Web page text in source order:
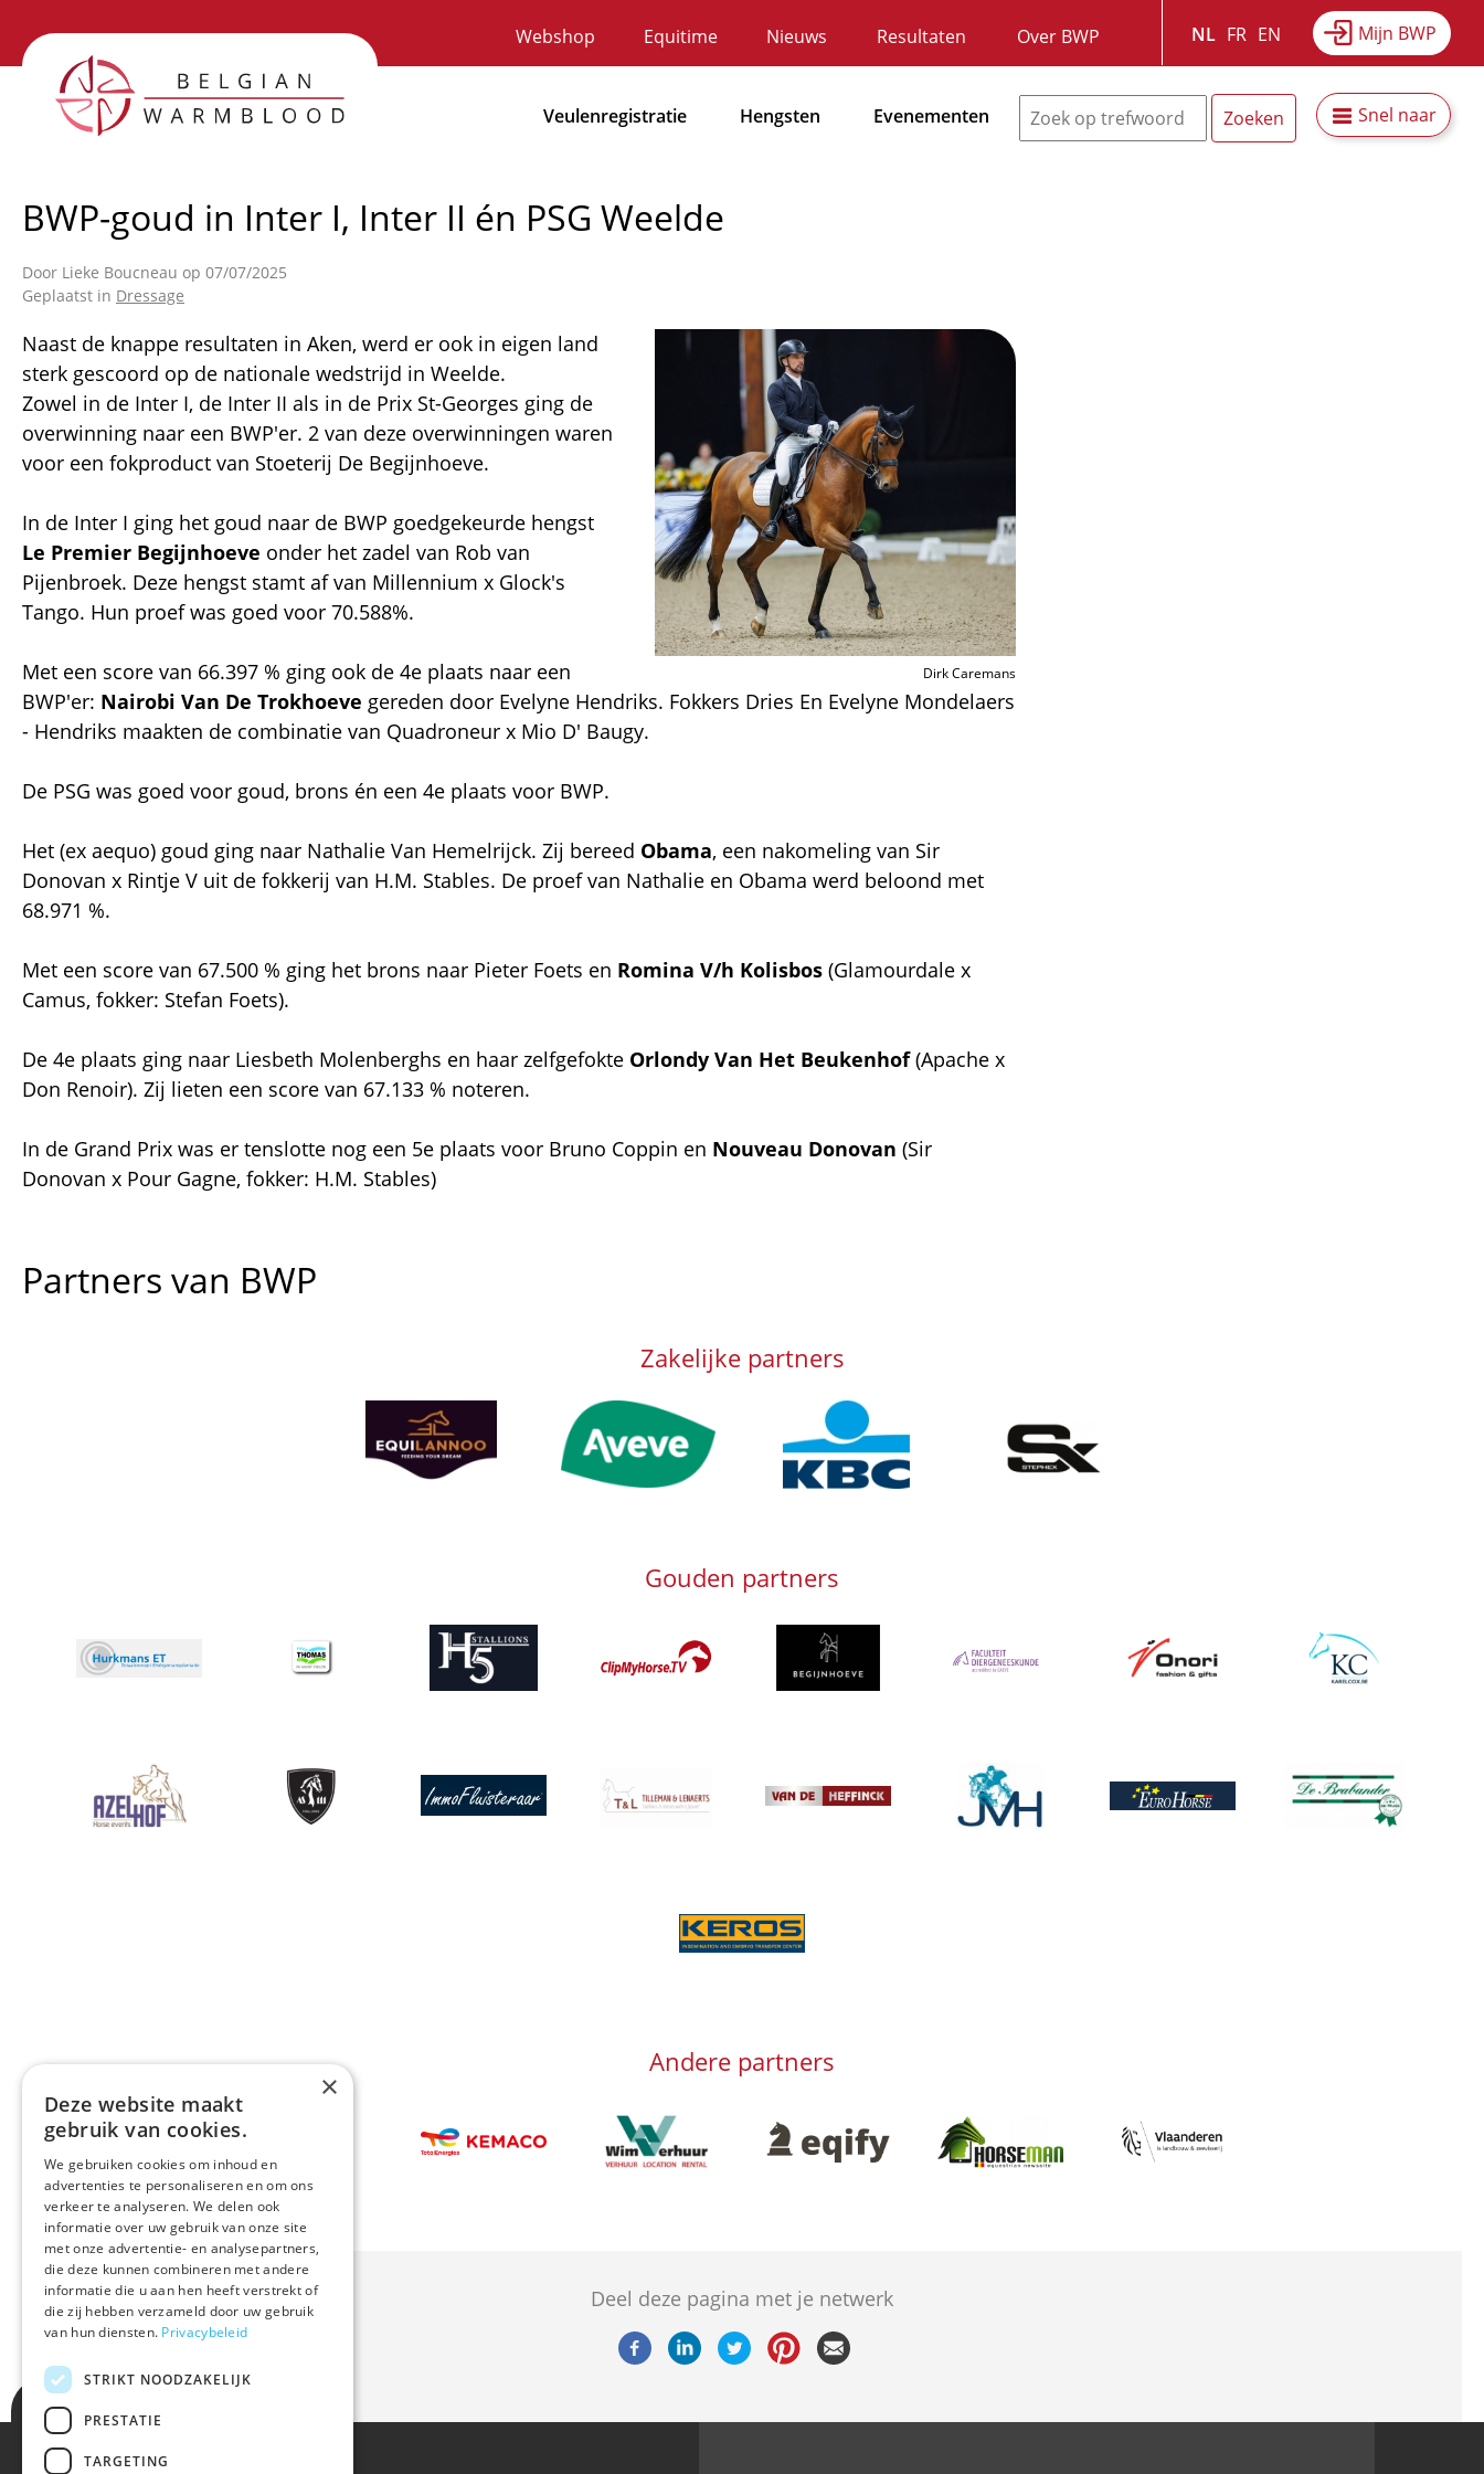
naar
Mijn BWP
NL FR EN
Secundaire
navigatie
Webshop Equitime Nieuws Resultaten Over BWP
Hoofdnavigatie
Veulenregistratie Hengsten Evenementen Snel naar
BWP-goud in Inter I, Inter II én PSG Weelde
Door Lieke Boucneau op 07/07/2025
Geplaatst in Dressage
Afbeelding
Dirk Caremans
Naast de knappe resultaten in Aken, werd er ook in eigen land
sterk gescoord op de nationale wedstrijd in Weelde.
Zowel in de Inter I, de Inter II als in de Prix St-Georges ging de
overwinning naar een BWP'er. 2 van deze overwinningen waren
voor een fokproduct van Stoeterij De Begijnhoeve.
In de Inter I ging het goud naar de BWP goedgekeurde hengst
Le Premier Begijnhoeve onder het zadel van Rob van
Pijenbroek. Deze hengst stamt af van Millennium x Glock's
Tango. Hun proef was goed voor 70.588%.
Met een score van 66.397 % ging ook de 4e plaats naar een
BWP'er: Nairobi Van De Trokhoeve gereden door Evelyne Hendriks. Fokkers Dries En Evelyne Mondelaers
- Hendriks maakten de combinatie van Quadroneur x Mio D' Baugy.
De PSG was goed voor goud, brons én een 4e plaats voor BWP.
Het (ex aequo) goud ging naar Nathalie Van Hemelrijck. Zij bereed Obama, een nakomeling van Sir
Donovan x Rintje V uit de fokkerij van H.M. Stables. De proef van Nathalie en Obama werd beloond met
68.971 %.
Met een score van 67.500 % ging het brons naar Pieter Foets en Romina V/h Kolisbos (Glamourdale x
Camus, fokker: Stefan Foets).
De 4e plaats ging naar Liesbeth Molenberghs en haar zelfgefokte Orlondy Van Het Beukenhof(Apache x
Don Renoir). Zij lieten een score van 67.133 % noteren.
In de Grand Prix was er tenslotte nog een 5e plaats voor Bruno Coppin en Nouveau Donovan (Sir
Donovan x Pour Gagne, fokker: H.M. Stables)
Partners van BWP
Zakelijke partners
Afbeelding Afbeelding Afbeelding
Gouden partners
Afbeelding
Afbeelding Afbeelding Afbeelding Afbeelding Afbeelding
Afbeelding Afbeelding Afbeelding
Afbeelding
Afbeelding
Afbeelding
Afbeelding
Afbeelding
Afbeelding
Andere partners
Afbeelding
Afbeelding
Afbeelding Afbeelding Afbeelding Afbeelding
Deel deze pagina met je netwerk
×
Deze website maakt
gebruik van cookies.
We gebruiken cookies om inhoud en
advertenties te personaliseren en om ons
verkeer te analyseren. We delen ook
informatie over uw gebruik van onze site
met onze advertentie- en analysepartners,
die deze kunnen combineren met andere
informatie die u aan hen heeft verstrekt of
die zij hebben verzameld door uw gebruik
van hun diensten. Privacybeleid
STRIKT NOODZAKELIJK
PRESTATIE
TARGETING